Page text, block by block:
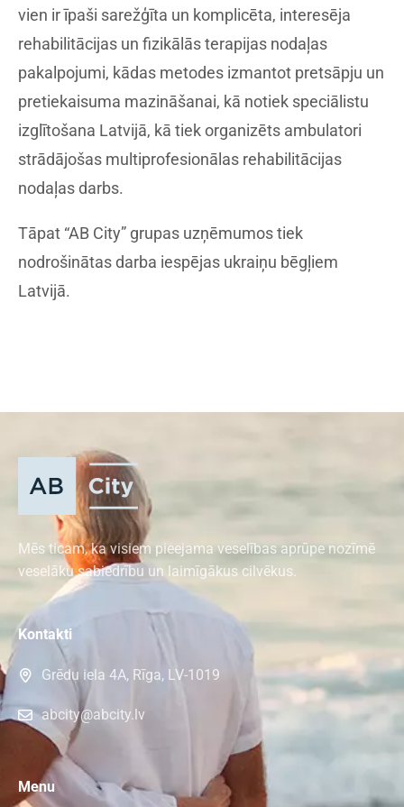
vien ir īpaši sarežģīta un komplicēta, interesēja
rehabilitācijas un fizikālās terapijas nodaļas
pakalpojumi, kādas metodes izmantot pretsāpju un
pretiekaisuma mazināšanai, kā notiek speciālistu
izglītošana Latvijā, kā tiek organizēts ambulatori
strādājošas multiprofesionālas rehabilitācijas
nodaļas darbs.
Tāpat “AB City” grupas uzņēmumos tiek
nodrošinātas darba iespējas ukraiņu bēgļiem
Latvijā.
Mēs ticam, ka visiem pieejama veselības aprūpe nozīmē
veselāku sabiedrību un laimīgākus cilvēkus.
Kontakti
Grēdu iela 4A, Rīga, LV-1019
abcity@abcity.lv
Menu